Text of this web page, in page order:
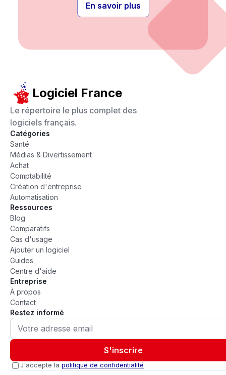
En savoir plus
Logiciel France
Le répertoire le plus complet des
logiciels français.
Catégories
Santé
Médias & Divertissement
Achat
Comptabilité
Création d'entreprise
Automatisation
Ressources
Blog
Comparatifs
Cas d'usage
Ajouter un logiciel
Guides
Centre d'aide
Entreprise
À propos
Contact
Restez informé
S'inscrire
J'accepte la politique de confidentialité